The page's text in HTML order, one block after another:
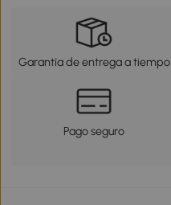
Garantía de entrega a tiempo
Pago seguro